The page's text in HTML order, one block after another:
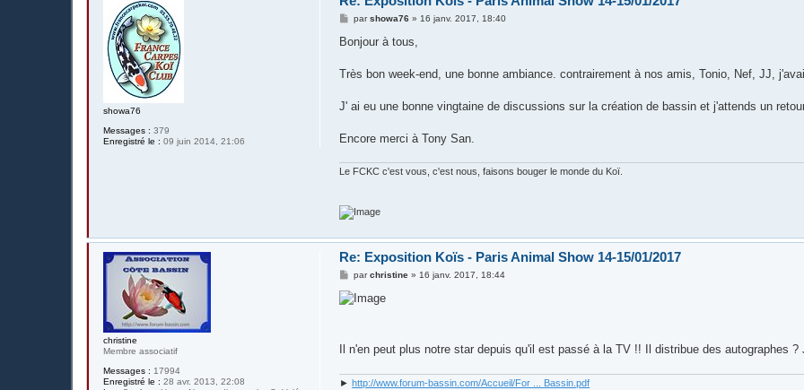
showa76
Messages : 379
Enregistré le : 09 juin 2014, 21:06
M
s
g
parshowa76 » 16 janv. 2017, 18:40
Bonjour à tous,
Très bon week-end, une bonne ambiance. contrairement à nos amis, Tonio, Nef, JJ,
J' ai eu une bonne vingtaine de discussions sur la création de bassin et j'attends un
Encore merci à Tony San.
Le FCKC c'est vous, c'est nous, faisons bouger le monde du Koï.
christine
Membre associatif
Messages : 17994
Enregistré le : 28 avr. 2013, 22:08
Re: Exposition Koïs - Paris Animal Show 14-15/01/2017
M
s
s
parchristine » 16 janv. 2017, 18:44
Il n'en peut plus notre star depuis qu'il est passé à la TV !! Il distribue des autographes
►http://www.forum-bassin.com/Accueil/For ... Bassin.pdf